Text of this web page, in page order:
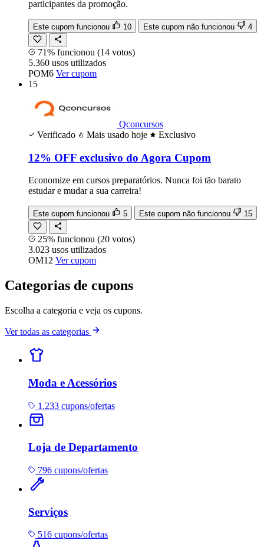
participantes da promoção.
Este cupom funcionou 10 Este cupom não funcionou 4
71% funcionou (14 votos)
5.360 usos utilizados
POM6 Ver cupom
15
Qconcursos
Verificado
Mais usado hoje Exclusivo
12% OFF exclusivo do Agora Cupom
Economize em cursos preparatórios. Nunca foi tão barato
estudar e mudar a sua carreira!
Este cupom funcionou 5 Este cupom não funcionou 15
25% funcionou (20 votos)
3.023 usos utilizados
OM12 Ver cupom
Categorias de cupons
Escolha a categoria e veja os cupons.
Ver todas as categorias
Moda e Acessórios
1.233 cupons/ofertas
Loja de Departamento
796 cupons/ofertas
Serviços
516 cupons/ofertas